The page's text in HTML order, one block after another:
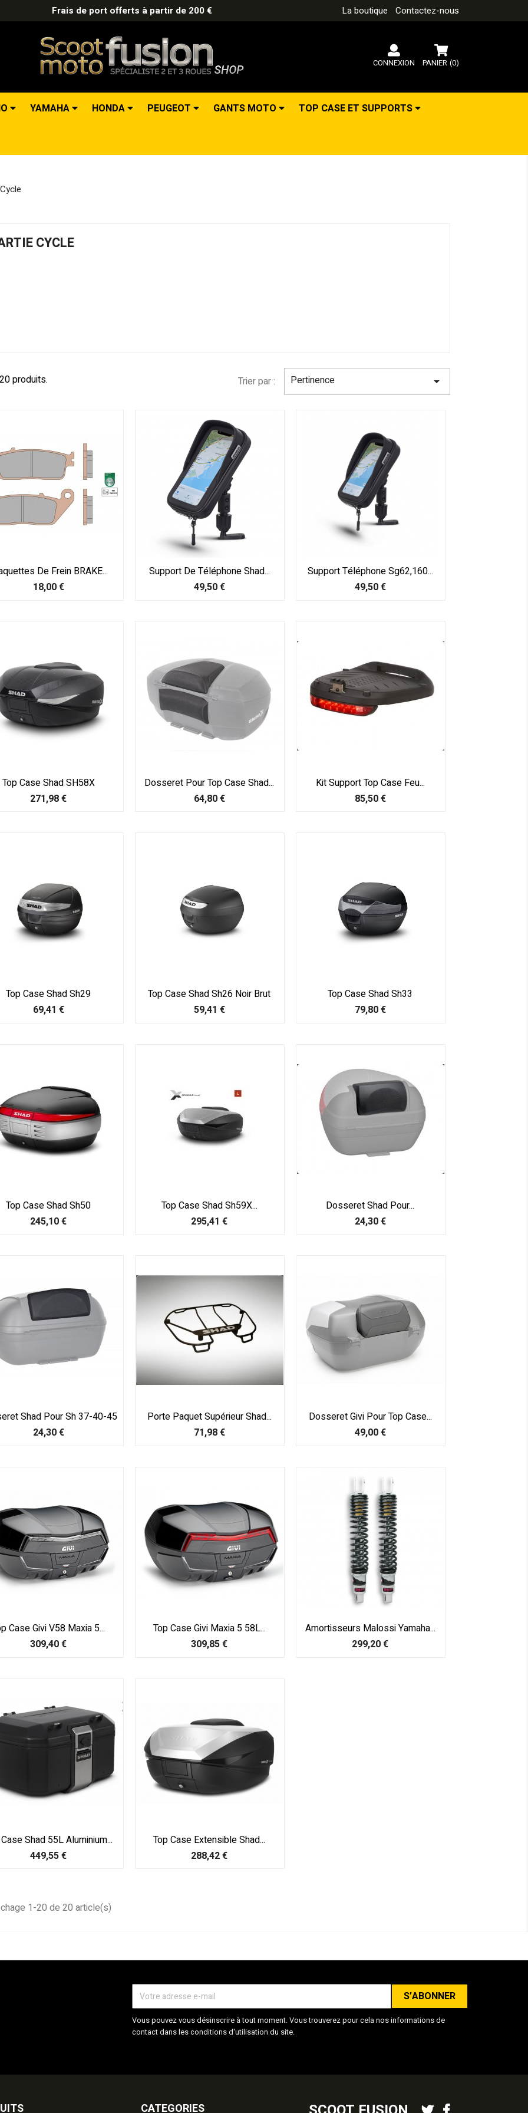
Frais de port offerts à partir de 200 € La boutique Contactez-nous
PANIER (0)
CONNEXION
YAMAHA HONDA PEUGEOT GANTS MOTO TOP CASE ET SUPPORTS
CYCLE
produits. Trier par : Pertinence 
De Frein BRAKE...
Prix
18,00 €
Support De Téléphone Shad...
Prix
49,50 €
Support Téléphone Sg62,160...
Prix
49,50 €
Top Case Shad SH58X
Prix
271,98 €
Dosseret Pour Top Case Shad...
Prix
64,80 €
Kit Support Top Case Feu...
Prix
85,50 €
Top Case Shad Sh29
Prix
69,41 €
Top Case Shad Sh26 Noir Brut
Prix
59,41 €
Top Case Shad Sh33
Prix
79,80 €
Top Case Shad Sh50
Prix
245,10 €
Top Case Shad Sh59X...
Prix
295,41 €
Dosseret Shad Pour...
Prix
24,30 €
Shad Pour Sh 37-40-45
Prix
24,30 €
Porte Paquet Supérieur Shad...
Prix
71,98 €
Dosseret Givi Pour Top Case...
Prix
49,00 €
Case Givi V58 Maxia 5...
Prix
309,40 €
Top Case Givi Maxia 5 58L...
Prix
309,85 €
Amortisseurs Malossi Yamaha...
Prix
299,20 €
Shad 55L Aluminium...
Prix
449,55 €
Top Case Extensible Shad...
Prix
288,42 €
1-20 de 20 article(s)
Vous pouvez vous désinscrire à tout moment. Vous trouverez pour cela nos informations de
contact dans les conditions d'utilisation du site.
CATEGORIES